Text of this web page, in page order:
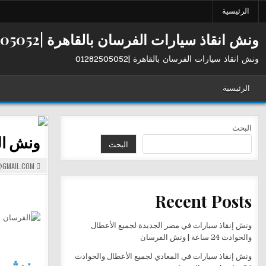
الرئيسية
ونش انقاذ سيارات الفرسان بالقاهرة |01282505052
ونش انقاذ سيارات الفرسان بالقاهرة |01282505052
الرئيسية
ونش الفرسان
البحث
البحث
Recent Posts
ونش إنقاذ سيارات في مصر الجديدة لجميع الأعطال
والحوادث 24 ساعة | ونش الفرسان
ونش إنقاذ سيارات في المعادي لجميع الأعطال والحوادث